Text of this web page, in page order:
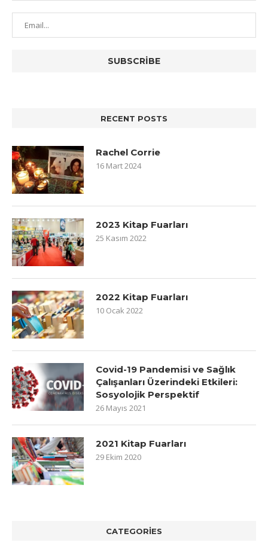
RECENT POSTS
Rachel Corrie
16 Mart 2024
2023 Kitap Fuarları
25 Kasım 2022
2022 Kitap Fuarları
10 Ocak 2022
Covid-19 Pandemisi ve Sağlık
Çalışanları Üzerindeki Etkileri:
Sosyolojik Perspektif
26 Mayıs 2021
2021 Kitap Fuarları
29 Ekim 2020
CATEGORIES